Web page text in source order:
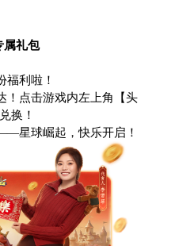
属礼包
福利啦！
！点击游戏内左上角【头
换！
星球崛起，快乐开启！